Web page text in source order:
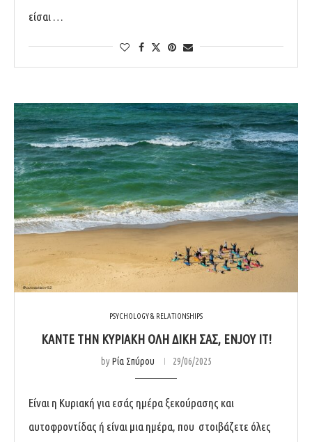
είσαι …
PSYCHOLOGY & RELATIONSHIPS
ΚΆΝΤΕ ΤΗΝ ΚΥΡΙΑΚΉ ΌΛΗ ΔΙΚΉ ΣΑΣ, ENJOY IT!
byΡία Σπύρου 29/06/2025
Είναι η Κυριακή για εσάς ημέρα ξεκούρασης και
αυτοφροντίδας ή είναι μια ημέρα, που στοιβάζετε όλες